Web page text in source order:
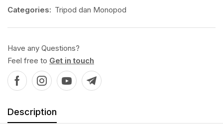
Categories: Tripod dan Monopod
Have any Questions?
Feel free to Get in touch
Description